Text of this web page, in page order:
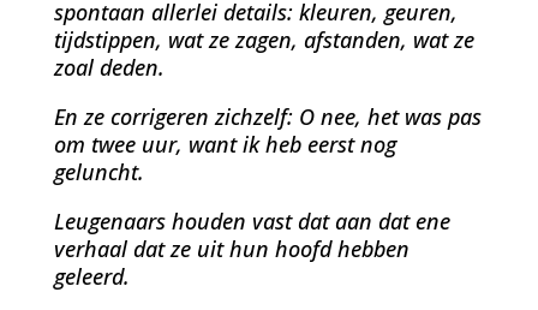
spontaan allerlei details: kleuren, geuren,
tijdstippen, wat ze zagen, afstanden, wat ze
zoal deden.
En ze corrigeren zichzelf: O nee, het was pas
om twee uur, want ik heb eerst nog
geluncht.
Leugenaars houden vast dat aan dat ene
verhaal dat ze uit hun hoofd hebben
geleerd.